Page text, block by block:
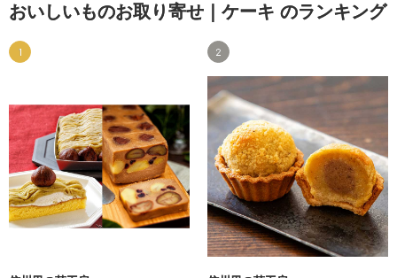
おいしいものお取り寄せ｜ケーキ のランキング
1 2